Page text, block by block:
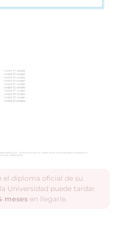
el diploma oficial de su
Universidad puede tardar
meses en llegarle.